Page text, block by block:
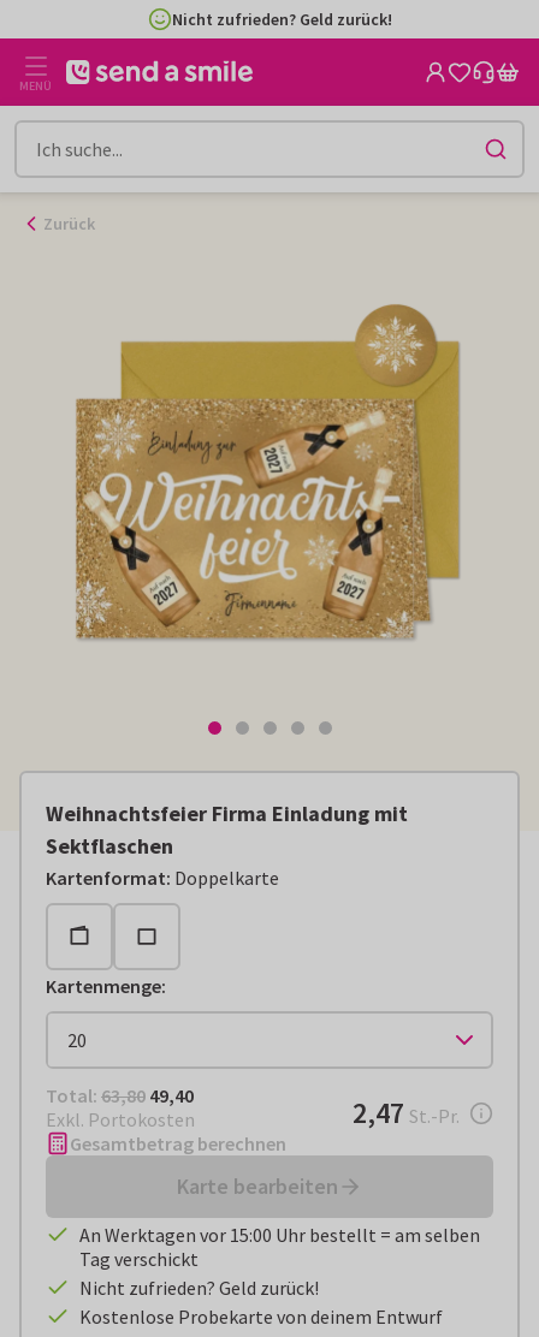
Inhalt
gehen
Nicht zufrieden? Geld zurück!
MENÜ
Zurück
Weihnachtsfeier Firma Einladung mit
Sektflaschen
Kartenformat: Doppelkarte
Kartenmenge:
Total: € 49,40
Total: 63,80 49,40
Exkl. Portokosten
€ 2,47pro Stück
2,47 St.-Pr.
Gesamtbetrag berechnen
Karte bearbeiten
An Werktagen vor 15:00 Uhr bestellt = am selben
Tag verschickt
Nicht zufrieden? Geld zurück!
Kostenlose Probekarte von deinem Entwurf